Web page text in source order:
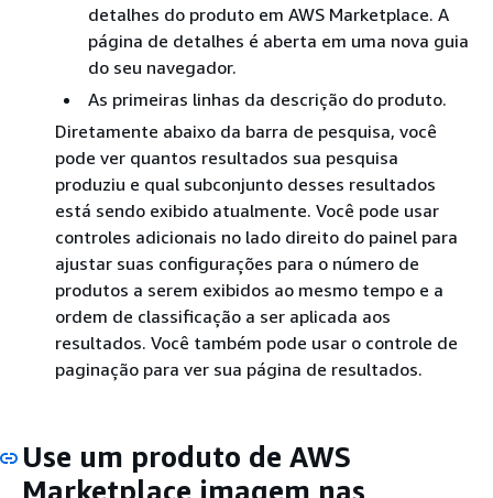
detalhes do produto em AWS Marketplace. A
página de detalhes é aberta em uma nova guia
do seu navegador.
As primeiras linhas da descrição do produto.
Diretamente abaixo da barra de pesquisa, você
pode ver quantos resultados sua pesquisa
produziu e qual subconjunto desses resultados
está sendo exibido atualmente. Você pode usar
controles adicionais no lado direito do painel para
ajustar suas configurações para o número de
produtos a serem exibidos ao mesmo tempo e a
ordem de classificação a ser aplicada aos
resultados. Você também pode usar o controle de
paginação para ver sua página de resultados.
Use um produto de AWS
Marketplace imagem nas